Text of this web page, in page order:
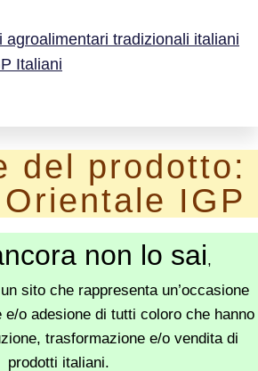
agroalimentari tradizionali italiani
Italiani
del prodotto:
IGP
non lo sai,
sito che rappresenta un’occasione
e/o adesione di tutti coloro che hanno
trasformazione e/o vendita di
prodotti italiani.